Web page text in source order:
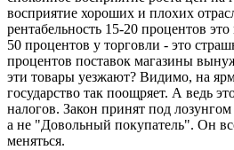
восприятие хороших и плохих
рентабельность 15-20 процентов
50 процентов у торговли - это
процентов поставок магазины
эти товары уезжают? Видимо, на
государство так поощряет. А ведь
налогов. Закон принят под
а не "Довольный покупатель". Он
меняться.